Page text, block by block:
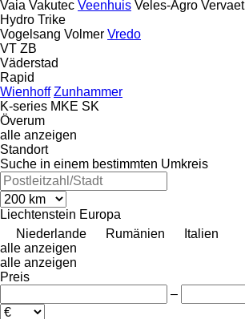
Vaia Vakutec Veenhuis Veles-Agro Vervaet
Hydro Trike
Vogelsang Volmer Vredo
VT ZB
Väderstad
Rapid
Wienhoff Zunhammer
K-series MKE SK
Överum
alle anzeigen
Standort
Suche in einem bestimmten Umkreis
Liechtenstein Europa
Niederlande
Rumänien
Italien
alle anzeigen
alle anzeigen
Preis
–